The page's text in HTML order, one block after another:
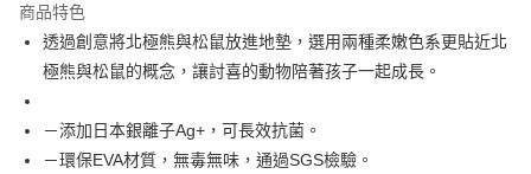
全盈+PAY
大哥付你分期
相關說明
【大哥付你分期使用說明】
1.本服務由台灣大哥大提供，台灣大哥大用戶可立即使用無須另外申請。
2.付款方式選擇「大哥付你分期」，訂單成立後會自動跳轉到大哥付的交易
ATM付款
商品特色
透過創意將北極熊與松鼠放進地墊，選用兩種柔嫩色系更貼近北
極熊與松鼠的概念，讓討喜的動物陪著孩子一起成長。
－添加日本銀離子Ag+，可長效抗菌。
－環保EVA材質，無毒無味，通過SGS檢驗。